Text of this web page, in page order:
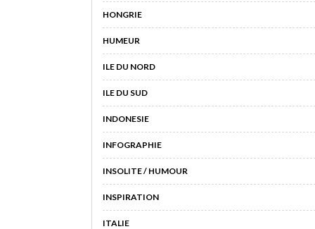
HONGRIE
HUMEUR
ILE DU NORD
ILE DU SUD
INDONESIE
INFOGRAPHIE
INSOLITE / HUMOUR
INSPIRATION
ITALIE